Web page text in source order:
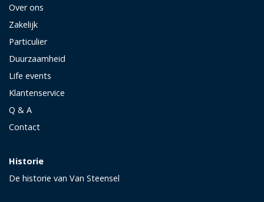
Over ons
Zakelijk
Particulier
Duurzaamheid
Life events
Klantenservice
Q & A
Contact
Historie
De historie van Van Steensel